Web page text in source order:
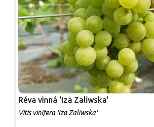
Réva vinná 'Iza Zaliwska'
Vitis vinifera 'Iza Zaliwska'